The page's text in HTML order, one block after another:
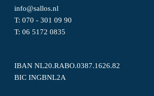
info@sallos.nl
T:070 - 301 09 90
T:0651720835
IBAN NL20.RABO.0387.1626.82
BIC INGBNL2A